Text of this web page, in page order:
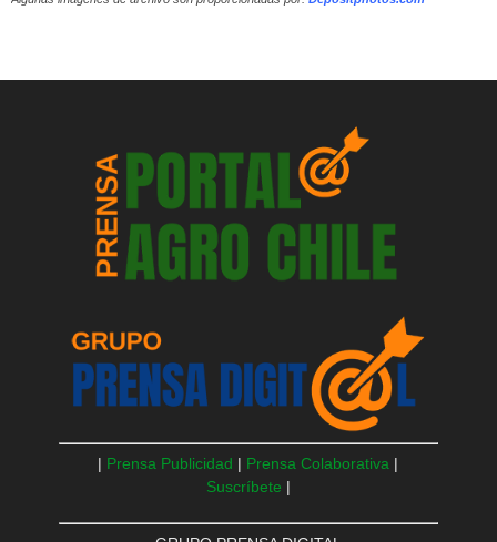
| Prensa Publicidad | Prensa Colaborativa |
Suscríbete |